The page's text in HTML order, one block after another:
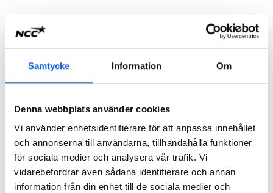
Samtycke Information Om
Denna webbplats använder cookies
Vi använder enhetsidentifierare för att anpassa innehållet
och annonserna till användarna, tillhandahålla funktioner
för sociala medier och analysera vår trafik. Vi
vidarebefordrar även sådana identifierare och annan
information från din enhet till de sociala medier och
Beräkna din
klimatpåverkan
Kundportal och CE-
dokumentation
Schema nattjobb 2026